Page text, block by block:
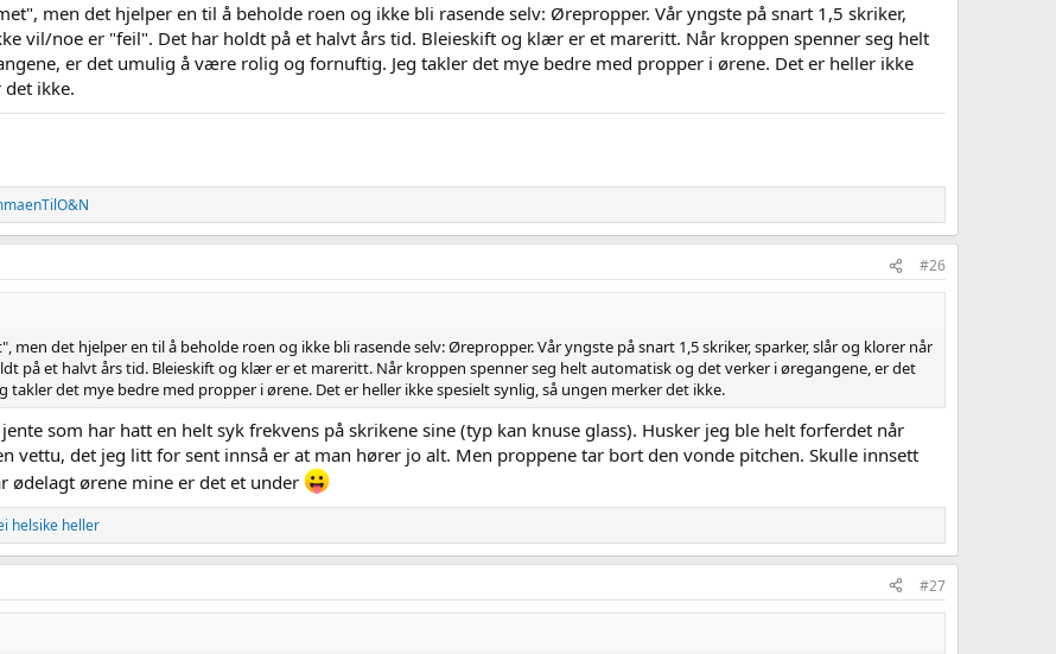
men det hjelper en til å beholde roen og ikke bli rasende selv: Ørepropper. Vår yngste på snart 1,5 skriker,
vil/noe er "feil". Det har holdt på et halvt års tid. Bleieskift og klær er et mareritt. Når kroppen spenner seg helt
er det umulig å være rolig og fornuftig. Jeg takler det mye bedre med propper i ørene. Det er heller ikke
ikke.
#26
men det hjelper en til å beholde roen og ikke bli rasende selv: Ørepropper. Vår yngste på snart 1,5 skriker, sparker, slår og klorer når
på et halvt års tid. Bleieskift og klær er et mareritt. Når kroppen spenner seg helt automatisk og det verker i øregangene, er det
det mye bedre med propper i ørene. Det er heller ikke spesielt synlig, så ungen merker det ikke.
som har hatt en helt syk frekvens på skrikene sine (typ kan knuse glass). Husker jeg ble helt forferdet når
vettu, det jeg litt for sent innså er at man hører jo alt. Men proppene tar bort den vonde pitchen. Skulle innsett
ødelagt ørene mine er det et under
helsike heller
#27